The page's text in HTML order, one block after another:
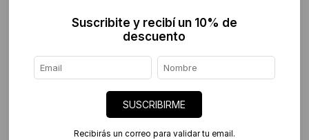
Suscribite y recibí un 10% de
descuento
SUSCRIBIRME
Recibirás un correo para validar tu email.